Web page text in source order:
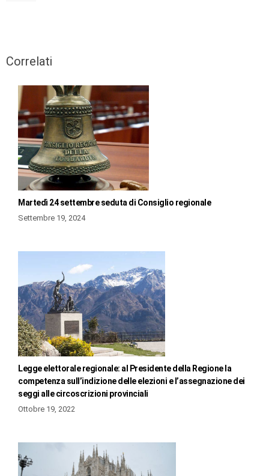
Correlati
Martedì 24 settembre seduta di Consiglio regionale
Settembre 19, 2024
Legge elettorale regionale: al Presidente della Regione la
competenza sull’indizione delle elezioni e l’assegnazione dei
seggi alle circoscrizioni provinciali
Ottobre 19, 2022